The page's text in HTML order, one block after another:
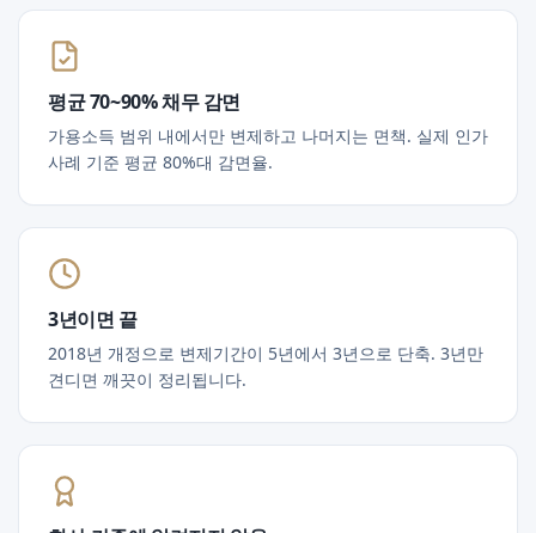
평균 70~90% 채무 감면
가용소득 범위 내에서만 변제하고 나머지는 면책. 실제 인가
사례 기준 평균 80%대 감면율.
3년이면 끝
2018년 개정으로 변제기간이 5년에서 3년으로 단축. 3년만
견디면 깨끗이 정리됩니다.